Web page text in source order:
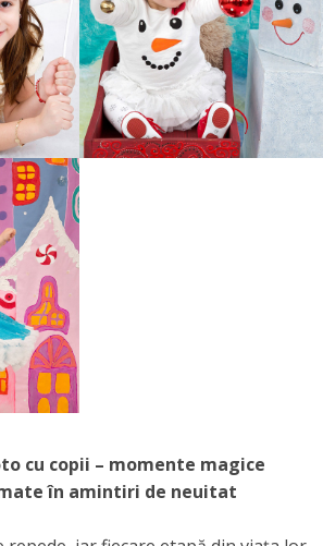
cu copii – momente magice
în amintiri de neuitat